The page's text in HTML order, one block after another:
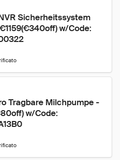
Sicherheitssystem
w/Code:
Tragbare Milchpumpe -
w/Code: